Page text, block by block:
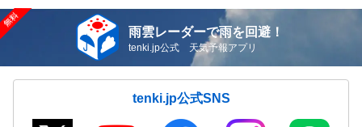
雨雲レーダーで雨を回避！
tenki.jp公式 天気予報アプリ
tenki.jp公式SNS